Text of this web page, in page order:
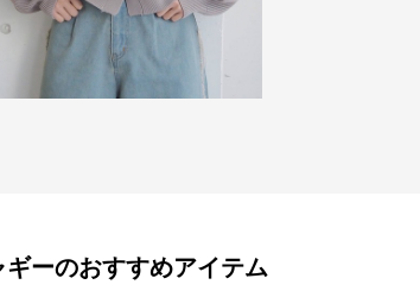
ギーのおすすめアイテム